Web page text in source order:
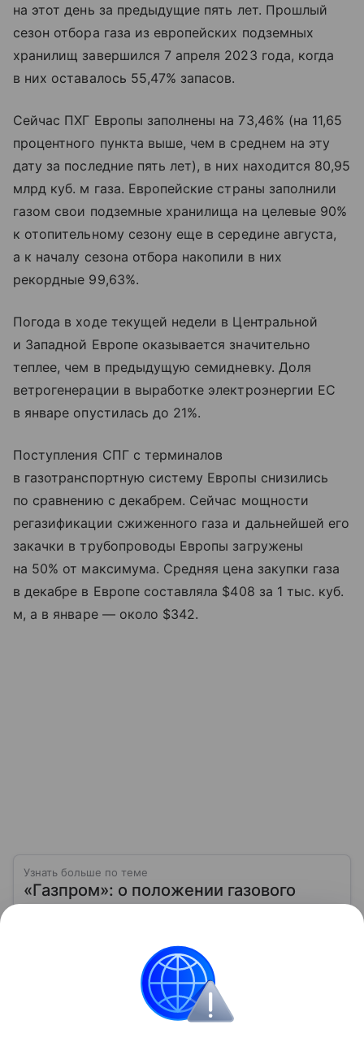
на этот день за предыдущие пять лет. Прошлый
сезон отбора газа из европейских подземных
хранилищ завершился 7 апреля 2023 года, когда
в них оставалось 55,47% запасов.
Сейчас ПХГ Европы заполнены на 73,46% (на 11,65
процентного пункта выше, чем в среднем на эту
дату за последние пять лет), в них находится 80,95
млрд куб. м газа. Европейские страны заполнили
газом свои подземные хранилища на целевые 90%
к отопительному сезону еще в середине августа,
а к началу сезона отбора накопили в них
рекордные 99,63%.
Погода в ходе текущей недели в Центральной
и Западной Европе оказывается значительно
теплее, чем в предыдущую семидневку. Доля
ветрогенерации в выработке электроэнергии ЕС
в январе опустилась до 21%.
Поступления СПГ с терминалов
в газотранспортную систему Европы снизились
по сравнению с декабрем. Сейчас мощности
регазификации сжиженного газа и дальнейшей его
закачки в трубопроводы Европы загружены
на 50% от максимума. Средняя цена закупки газа
в декабре в Европе составляла $408 за 1 тыс. куб.
м, а в январе — около $342.
Узнать больше по теме
«Газпром»: о положении газового
Расскажем, как инвестировать в ценные бумаги
компании «Газпром», а также какие прогнозы дают
эксперты о стоимости ее акций.